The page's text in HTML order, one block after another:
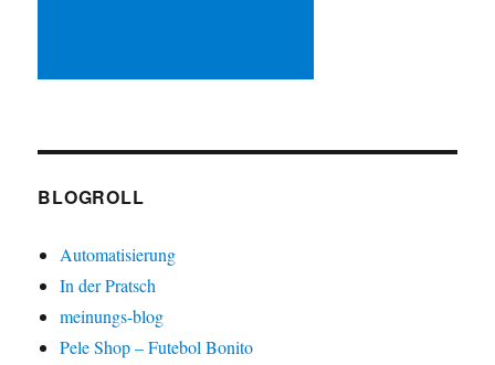
BLOGROLL
Automatisierung
In der Pratsch
meinungs-blog
Pele Shop – Futebol Bonito